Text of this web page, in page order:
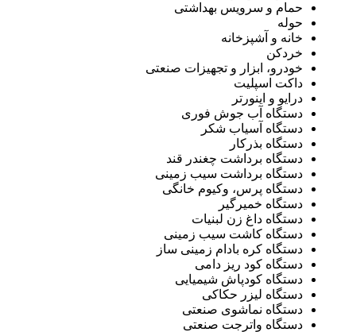
حمام و سرویس بهداشتی
حوله
خانه و آشپزخانه
خردکن
خودرو، ابزار و تجهیزات صنعتی
داکت اسپلیت
درایو و اینورتر
دستگاه آب جوش فوری
دستگاه آسیاب شکر
دستگاه بذرکار
دستگاه برداشت چغندر قند
دستگاه برداشت سیب زمینی
دستگاه پرس، وکیوم خانگی
دستگاه خمیرگیر
دستگاه داغ زن لبنیات
دستگاه کاشت سیب زمینی
دستگاه کره بادام زمینی ساز
دستگاه کود ریز دامی
دستگاه کودپاش شیمیایی
دستگاه لیزر حکاکی
دستگاه نماشوی صنعتی
دستگاه واترجت صنعتی